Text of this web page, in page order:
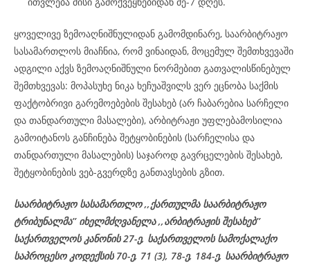
ყოველივე ზემოაღნიშნულიდან გამომდინარე, საარბიტრაჟო
სასამართლოს მიაჩნია, რომ ვინაიდან, მოცემულ შემთხვევაში
ადგილი აქვს ზემოაღნიშნული ნორმებით გათვალისწინებულ
შემთხვევას: მოპასუხე ნიკა ხეჩუაშვილს ვერ ეცნობა საქმის
ფაქტობრივი გარემოებების შესახებ (არ ჩაბარებია სარჩელი
და თანდართული მასალები), არბიტრაჟი უფლებამოსილია
გამოიტანოს განჩინება შეტყობინების (სარჩელისა და
თანდართული მასალების) საჯაროდ გავრცელების შესახებ,
შეტყობინების ვებ-გვერდზე განთავსების გზით.
საარბიტრაჟო სასამართლო ,,ქართულმა საარბიტრაჟო
ტრიბუნალმა’’ იხელმძღვანელა,,არბიტრაჟის შესახებ’’
საქართველოს კანონის 27-ე, საქართველოს სამოქალაქო
საპროცესო კოდექსის 70-ე, 71 (3), 78-ე, 184-ე, საარბიტრაჟო